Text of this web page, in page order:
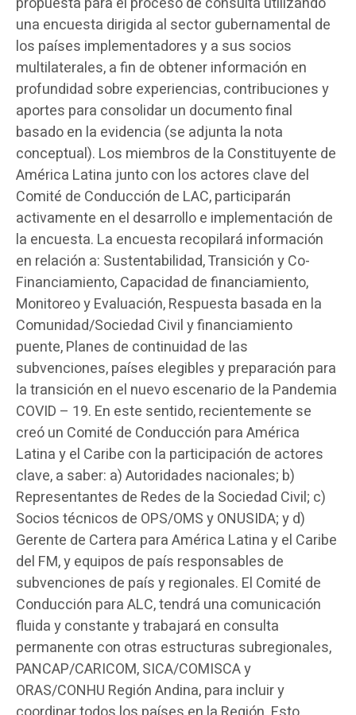
una encuesta dirigida al sector gubernamental de
los países implementadores y a sus socios
multilaterales, a fin de obtener información en
profundidad sobre experiencias, contribuciones y
aportes para consolidar un documento final
basado en la evidencia (se adjunta la nota
conceptual). Los miembros de la Constituyente de
América Latina junto con los actores clave del
Comité de Conducción de LAC, participarán
activamente en el desarrollo e implementación de
la encuesta. La encuesta recopilará información
en relación a: Sustentabilidad, Transición y Co-
Financiamiento, Capacidad de financiamiento,
Monitoreo y Evaluación, Respuesta basada en la
Comunidad/Sociedad Civil y financiamiento
puente, Planes de continuidad de las
subvenciones, países elegibles y preparación para
la transición en el nuevo escenario de la Pandemia
COVID – 19. En este sentido, recientemente se
creó un Comité de Conducción para América
Latina y el Caribe con la participación de actores
clave, a saber: a) Autoridades nacionales; b)
Representantes de Redes de la Sociedad Civil; c)
Socios técnicos de OPS/OMS y ONUSIDA; y d)
Gerente de Cartera para América Latina y el Caribe
del FM, y equipos de país responsables de
subvenciones de país y regionales. El Comité de
Conducción para ALC, tendrá una comunicación
fluida y constante y trabajará en consulta
permanente con otras estructuras subregionales,
PANCAP/CARICOM, SICA/COMISCA y
ORAS/CONHU Región Andina, para incluir y